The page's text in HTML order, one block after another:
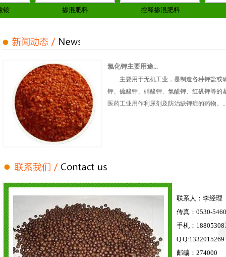
掺混肥料 控释掺混肥料
氯化钾主要用途...
主要用于无机工业，是制造各种钾盐或
钾、硫酸钾、硝酸钾、氯酸钾、红矾钾等的
医药工业用作利尿剂及防治缺钾症的药物。
联系人：李经理
传真：0530-
手机：
Q Q:1332015269
邮编：274000